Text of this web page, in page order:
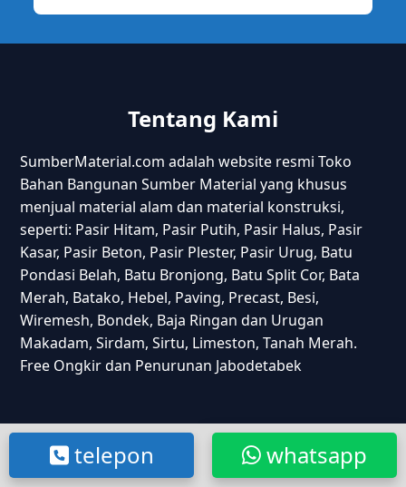
Tentang Kami
SumberMaterial.com adalah website resmi Toko
Bahan Bangunan Sumber Material yang khusus
menjual material alam dan material konstruksi,
seperti: Pasir Hitam, Pasir Putih, Pasir Halus, Pasir
Kasar, Pasir Beton, Pasir Plester, Pasir Urug, Batu
Pondasi Belah, Batu Bronjong, Batu Split Cor, Bata
Merah, Batako, Hebel, Paving, Precast, Besi,
Wiremesh, Bondek, Baja Ringan dan Urugan
Makadam, Sirdam, Sirtu, Limeston, Tanah Merah.
Free Ongkir dan Penurunan Jabodetabek
Kenapa Pilih Kami
Kami menyediakan berbagai jenis material
whatsapp
telepon